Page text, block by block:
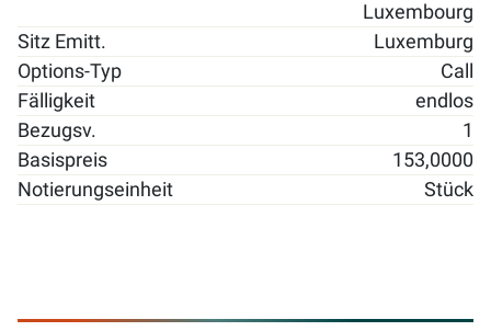
Luxembourg
Sitz Emitt.
Luxemburg
Options-Typ
Call
Fälligkeit
endlos
Bezugsv.
1
Basispreis
153,0000
Notierungseinheit
Stück